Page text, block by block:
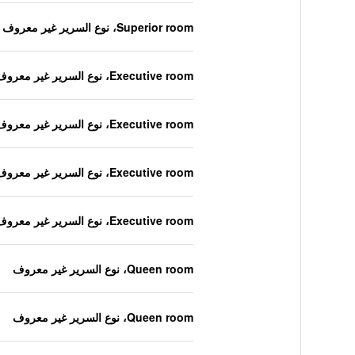
Superior room، نوع السرير غير معروف
Executive room، نوع السرير غير معروف
Executive room، نوع السرير غير معروف
Executive room، نوع السرير غير معروف
Executive room، نوع السرير غير معروف
Queen room، نوع السرير غير معروف
Queen room، نوع السرير غير معروف